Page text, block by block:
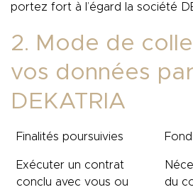
portez fort à l’égard la société
2. Mode de
vos données
DEKATRIA
Finalités poursuivies
Exécuter un contrat
conclu avec vous ou
du